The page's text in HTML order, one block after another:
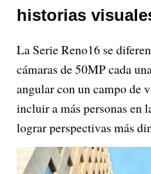
historias
La Serie Reno16 se
cámaras de 50MP cada
angular con un campo de
incluir a más personas en
lograr perspectivas más